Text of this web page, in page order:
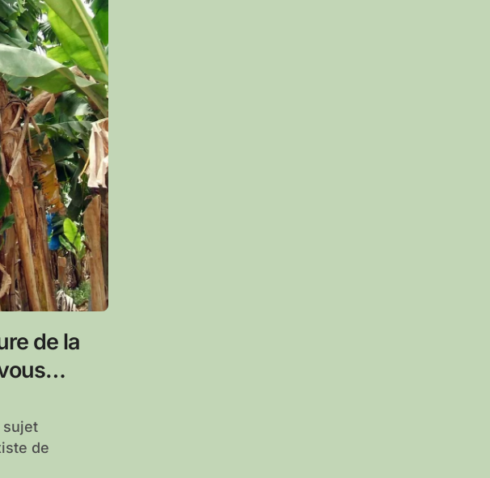
de la
de